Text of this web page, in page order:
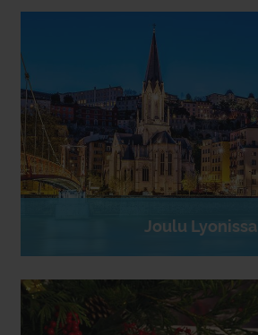
Joulu Lyonissa